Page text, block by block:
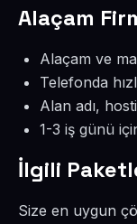
Alaçam
Alaçam ve
Telefonda
Alan adı,
1-3 iş günü
İlgili
Size en uygun